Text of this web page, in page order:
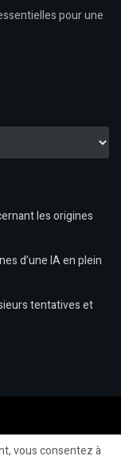
pour une
les origines
d’une IA en plein
tentatives et
vous consentez à